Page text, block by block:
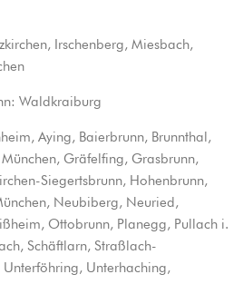
Irschenberg, Miesbach,
Waldkraiburg
Aying, Baierbrunn, Brunnthal,
Gräfelfing, Grasbrunn,
Siegertsbrunn, Hohenbrunn,
Neubiberg, Neuried,
Ottobrunn, Planegg, Pullach i.
Schäftlarn, Straßlach-
Unterhaching,